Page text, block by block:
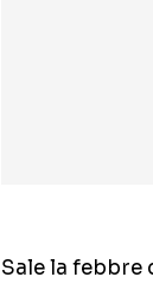
Sale la febbre